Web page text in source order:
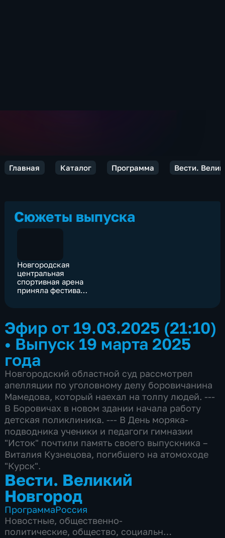
Главная Каталог Программа Вести.
Сюжеты выпуска
Новгородская
центральная
спортивная арена
приняла фестиваль
Эфир от 19.03.2025 (21:10)
• Выпуск 19 марта 2025
года
Новгородский областной суд рассмотрел
апелляции по уголовному делу боровичанина
Мамедова, который наехал на толпу людей. ---
В Боровичах в новом здании начала работу
детская поликлиника. --- В День моряка-
подводника ученики и педагоги гимназии
"Исток" почтили память своего выпускника –
Виталия Кузнецова, погибшего на атомоходе
"Курск".
Вести. Великий
Новгород
ПрограммаРоссия
Новостные, общественно-
политические, общество, социально-